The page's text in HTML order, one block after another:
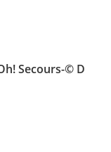
Secours-© D